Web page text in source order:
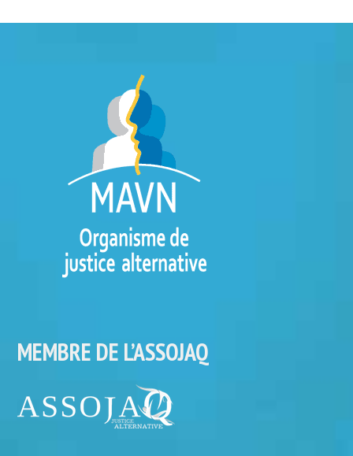
MEMBRE DE L’ASSOJAQ